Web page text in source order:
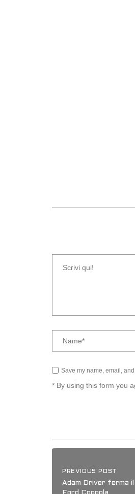
Save my name, email,
* By using this form you
PREVIOUS POST
Adam Driver ferma il